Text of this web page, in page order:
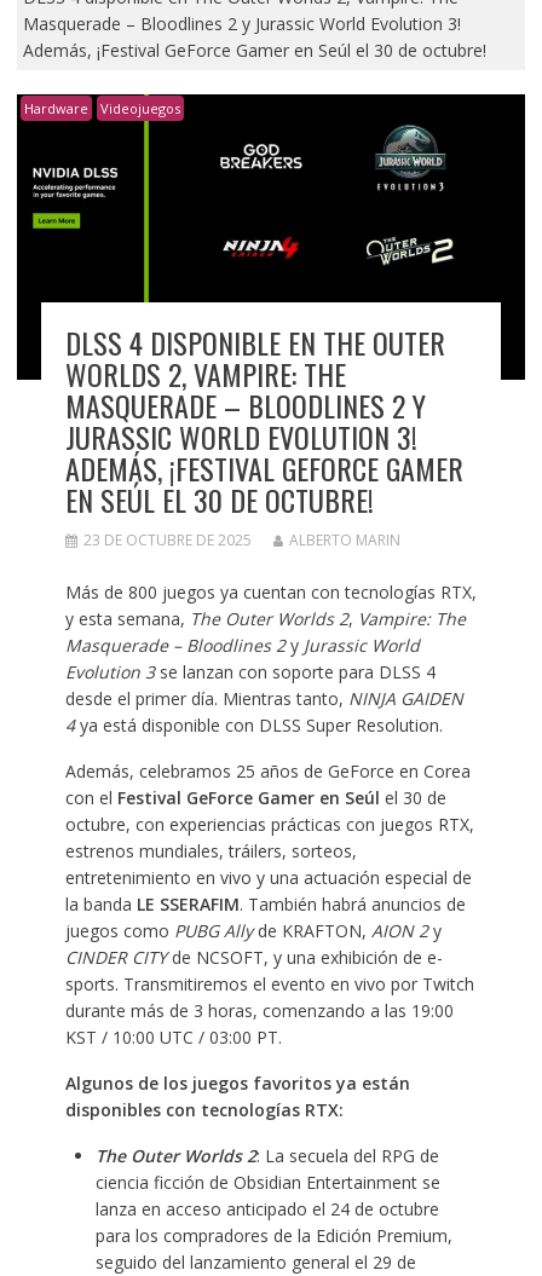
Masquerade – Bloodlines 2 y Jurassic World Evolution 3!
Además, ¡Festival GeForce Gamer en Seúl el 30 de octubre!
Hardware Videojuegos
DLSS 4 DISPONIBLE EN THE OUTER
WORLDS 2, VAMPIRE: THE
MASQUERADE – BLOODLINES 2 Y
JURASSIC WORLD EVOLUTION 3!
ADEMÁS, ¡FESTIVAL GEFORCE GAMER
EN SEÚL EL 30 DE OCTUBRE!
23 DE OCTUBRE DE 2025 ALBERTO MARIN
Más de 800 juegos ya cuentan con tecnologías RTX,
y esta semana, The Outer Worlds 2, Vampire: The
Masquerade – Bloodlines 2y Jurassic World
Evolution 3se lanzan con soporte para DLSS 4
desde el primer día. Mientras tanto, NINJA GAIDEN
4ya está disponible con DLSS Super Resolution.
Además, celebramos 25 años de GeForce en Corea
con el Festival GeForce Gamer en Seúl el 30 de
octubre, con experiencias prácticas con juegos RTX,
estrenos mundiales, tráilers, sorteos,
entretenimiento en vivo y una actuación especial de
la banda LE SSERAFIM. También habrá anuncios de
juegos como PUBG Allyde KRAFTON, AION 2y
CINDER CITYde NCSOFT, y una exhibición de e-
sports. Transmitiremos el evento en vivo por Twitch
durante más de 3 horas, comenzando a las 19:00
KST / 10:00 UTC / 03:00 PT.
Algunos de los juegos favoritos ya están
disponibles con tecnologías RTX:
The Outer Worlds 2: La secuela del RPG de
ciencia ficción de Obsidian Entertainment se
lanza en acceso anticipado el 24 de octubre
para los compradores de la Edición Premium,
seguido del lanzamiento general el 29 de